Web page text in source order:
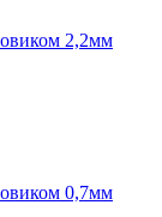
2,2мм
0,7мм